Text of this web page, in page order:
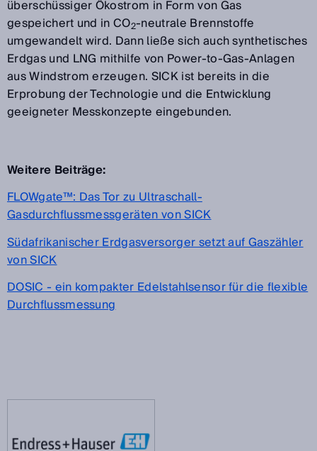
überschüssiger Ökostrom in Form von Gas
gespeichert und in CO2-neutrale Brennstoffe
umgewandelt wird. Dann ließe sich auch synthetisches
Erdgas und LNG mithilfe von Power-to-Gas-Anlagen
aus Windstrom erzeugen. SICK ist bereits in die
Erprobung der Technologie und die Entwicklung
geeigneter Messkonzepte eingebunden.
Weitere Beiträge:
FLOWgate™: Das Tor zu Ultraschall-
Gasdurchflussmessgeräten von SICK
Südafrikanischer Erdgasversorger setzt auf Gaszähler
von SICK
DOSIC - ein kompakter Edelstahlsensor für die flexible
Durchflussmessung